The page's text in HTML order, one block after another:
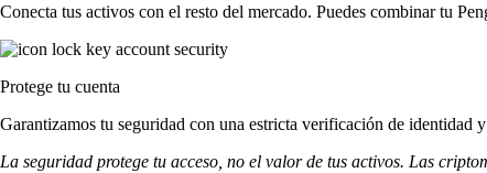
Conecta tus activos con el resto del mercado. Puedes combinar tu
Protege tu cuenta
Garantizamos tu seguridad con una estricta verificación de
La seguridad protege tu acceso, no el valor de tus activos. Las